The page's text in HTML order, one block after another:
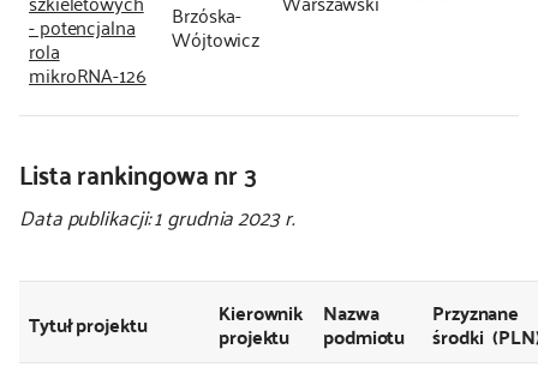
- potencjalna
rola
mikroRNA-126
Brzóska-
Wójtowicz
Lista rankingowa nr 3
Data publikacji: 1 grudnia 2023 r.
Tytuł projektu Kierownik
projektu
Nazwa
podmiotu
Przyznane
środki